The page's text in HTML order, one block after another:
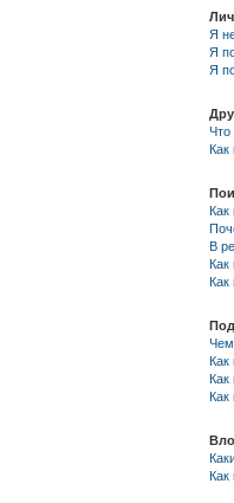
Я
Я
Я
Что
Как
В
Чем
Как